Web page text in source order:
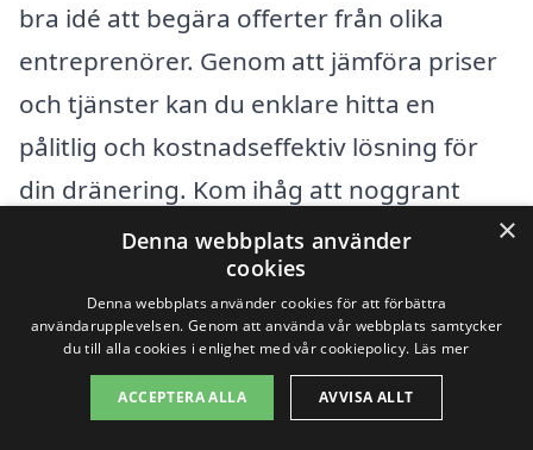
bra idé att begära offerter från olika
entreprenörer. Genom att jämföra priser
och tjänster kan du enklare hitta en
pålitlig och kostnadseffektiv lösning för
din dränering. Kom ihåg att noggrant
överväga varje uppgift och ställa frågor
för att säkerställa att du får den bästa
möjliga servicen för ditt projekt. Med rätt
information och hjälp kan du lösa dina
dräneringsproblem och skydda din
×
Denna webbplats använder
cookies
Denna webbplats använder cookies för att förbättra
användarupplevelsen. Genom att använda vår webbplats samtycker
du till alla cookies i enlighet med vår cookiepolicy. Läs mer
ACCEPTERA ALLA AVVISA ALLT